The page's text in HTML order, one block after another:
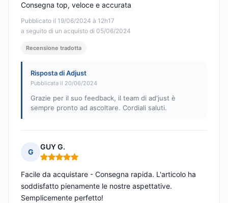
Pubblicato il 19/06/2024 à 12h17
a seguito di un acquisto di 05/06/2024
Consegna top, veloce e accurata
Recensione tradotta
Risposta di Adjust
Pubblicata il 20/06/2024
Grazie per il suo feedback, il team di ad'just è
sempre pronto ad ascoltare. Cordiali saluti.
G
GUY G.
Nota: 5 su 5
Facile da acquistare - Consegna rapida. L'articolo ha
soddisfatto pienamente le nostre aspettative.
Semplicemente perfetto!